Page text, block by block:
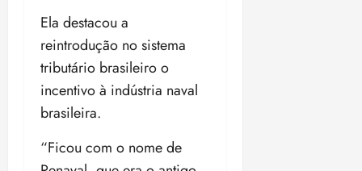
Ela destacou a
reintrodução no sistema
tributário brasileiro o
incentivo à indústria naval
brasileira.
“Ficou com o nome de